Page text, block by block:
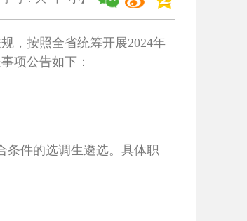
，按照全省统筹开展2024年
项公告如下：
条件的选调生遴选。具体职